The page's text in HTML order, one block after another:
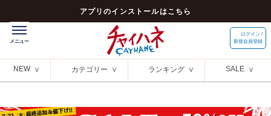
アプリのインストールはこちら
ログイン /
新規会員登録
NEW カテゴリー ランキング SALE